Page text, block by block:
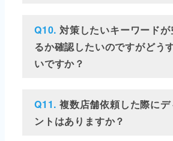
Q10. 対策したいキーワード
るか確認したいのですがどう
いですか？
Q11. 複数店舗依頼した際にデ
ントはありますか？